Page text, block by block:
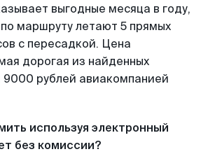
выгодные месяца в году,
маршруту летают 5 прямых
с пересадкой. Цена
дорогая из найденных
9000 рублей авиакомпанией
используя электронный
без комиссии?